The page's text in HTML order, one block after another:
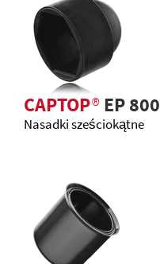
CAPTOP®EP 800
Nasadki sześciokątne